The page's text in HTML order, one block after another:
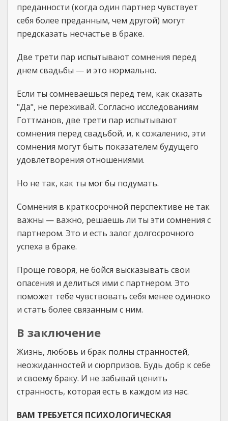
преданности (когда один партнер чувствует
себя более преданным, чем другой) могут
предсказать несчастье в браке.
Две трети пар испытывают сомнения перед
днем свадьбы — и это нормально.
Если ты сомневаешься перед тем, как сказать
"Да", не переживай. Согласно исследованиям
Готтманов, две трети пар испытывают
сомнения перед свадьбой, и, к сожалению, эти
сомнения могут быть показателем будущего
удовлетворения отношениями.
Но не так, как ты мог бы подумать.
Сомнения в краткосрочной перспективе не так
важны — важно, решаешь ли ты эти сомнения с
партнером. Это и есть залог долгосрочного
успеха в браке.
Проще говоря, не бойся высказывать свои
опасения и делиться ими с партнером. Это
поможет тебе чувствовать себя менее одиноко
и стать более связанным с ним.
В заключение
Жизнь, любовь и брак полны странностей,
неожиданностей и сюрпризов. Будь добр к себе
и своему браку. И не забывай ценить
странность, которая есть в каждом из нас.
ВАМ ТРЕБУЕТСЯ ПСИХОЛОГИЧЕСКАЯ